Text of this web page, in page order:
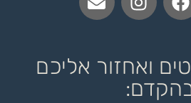
ואחזור אליכם